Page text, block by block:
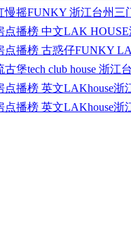
慢摇FUNKY 浙江台州三
点播榜 中文LAK
点播榜 古惑仔FUNKY
古堡tech club house 浙
点播榜 英文LAKhouse
点播榜 英文LAKhouse